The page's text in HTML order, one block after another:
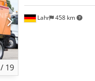
/ 19
Lahr 458 km